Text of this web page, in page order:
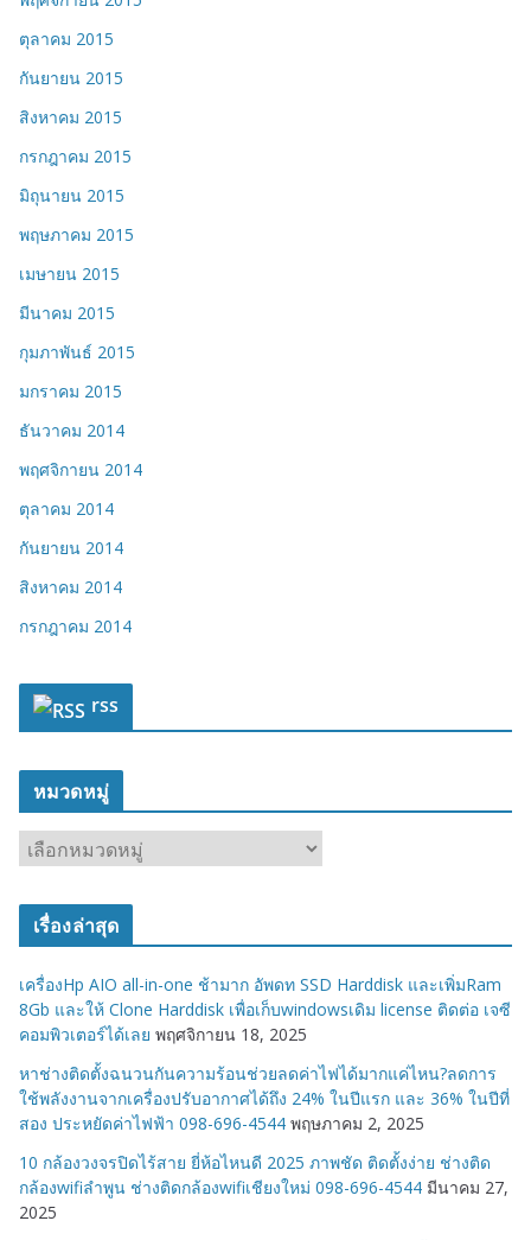
ตุลาคม 2015
กันยายน 2015
สิงหาคม 2015
กรกฎาคม 2015
มิถุนายน 2015
พฤษภาคม 2015
เมษายน 2015
มีนาคม 2015
กุมภาพันธ์ 2015
มกราคม 2015
ธันวาคม 2014
พฤศจิกายน 2014
ตุลาคม 2014
กันยายน 2014
สิงหาคม 2014
กรกฎาคม 2014
rss
หมวดหมู่
ม
ว
มู่
เรื่องล่าสุด
เครื่องHp AIO all-in-one ช้ามาก อัพดท SSD Harddisk และเพิ่มRam
8Gb และให้ Clone Harddisk เพื่อเก็บwindowsเดิม license ติดต่อ เจซี
คอมพิวเตอร์ได้เลย พฤศจิกายน 18, 2025
หาช่างติดตั้งฉนวนกันความร้อนช่วยลดค่าไฟได้มากแค่ไหน?ลดการ
ใช้พลังงานจากเครื่องปรับอากาศได้ถึง 24% ในปีแรก และ 36% ในปีที่
สอง ประหยัดค่าไฟฟ้า 098-696-4544 พฤษภาคม 2, 2025
10 กล้องวงจรปิดไร้สาย ยี่ห้อไหนดี 2025 ภาพชัด ติดตั้งง่าย ช่างติด
กล้องwifiลำพูน ช่างติดกล้องwifiเชียงใหม่ 098-696-4544 มีนาคม 27,
2025